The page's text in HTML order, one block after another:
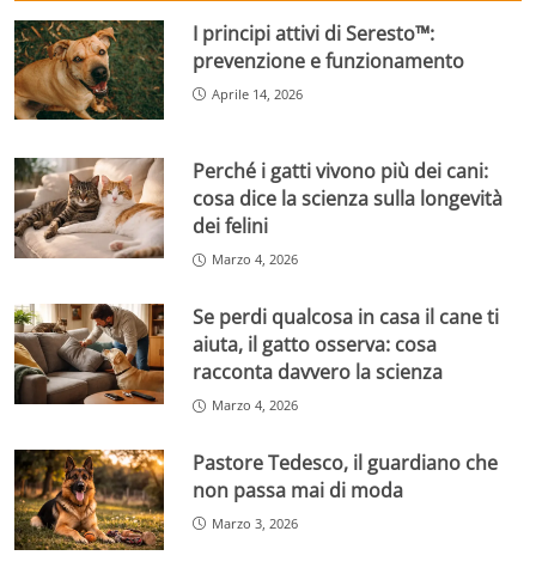
I principi attivi di Seresto™:
prevenzione e funzionamento
Aprile 14, 2026
Perché i gatti vivono più dei cani:
cosa dice la scienza sulla longevità
dei felini
Marzo 4, 2026
Se perdi qualcosa in casa il cane ti
aiuta, il gatto osserva: cosa
racconta davvero la scienza
Marzo 4, 2026
Pastore Tedesco, il guardiano che
non passa mai di moda
Marzo 3, 2026